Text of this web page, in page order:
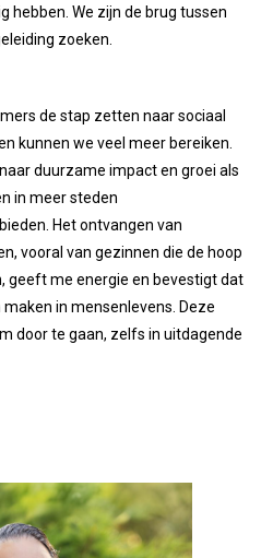
hebben. We zijn de brug tussen
zoeken.
de stap zetten naar sociaal
kunnen we veel meer bereiken.
duurzame impact en groei als
in meer steden
Het ontvangen van
vooral van gezinnen die de hoop
geeft me energie en bevestigt dat
in mensenlevens. Deze
door te gaan, zelfs in uitdagende
integratie